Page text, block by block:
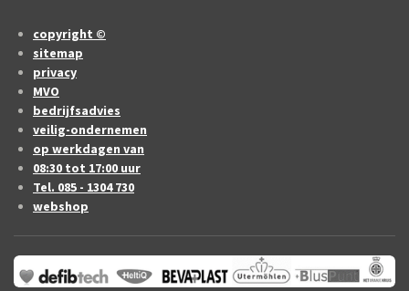
copyright ©
sitemap
privacy
MVO
bedrijfsadvies
veilig-ondernemen
op werkdagen van
08:30 tot 17:00 uur
Tel. 085 - 1304 730
webshop